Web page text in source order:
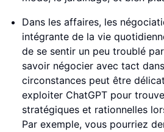
Dans les affaires, les
intégrante de la vie
de se sentir un peu troublé
savoir négocier avec tact
circonstances peut être
exploiter ChatGPT pour
stratégiques et rationnelles
Par exemple, vous pourriez